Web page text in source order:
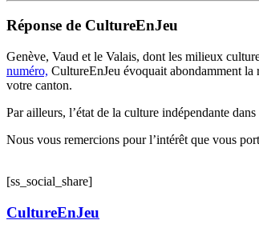
Réponse de CultureEnJeu
Genève, Vaud et le Valais, dont les milieux
numéro, CultureEnJeu évoquait abondamment
votre canton.
Par ailleurs, l’état de la culture indépendante
Nous vous remercions pour l’intérêt que vous
[ss_social_share]
CultureEnJeu